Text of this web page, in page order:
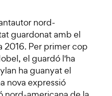
nord-
guardonat amb el
2016. Per primer cop
el guardó l'ha
ha guanyat el
nova expressió